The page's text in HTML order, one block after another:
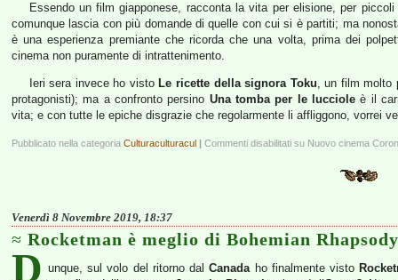
Essendo un film giapponese, racconta la vita per elisione, per
comunque lascia con più domande di quelle con cui si è partiti; ma
è una esperienza premiante che ricorda che una volta, prima dei
cinema non puramente di intrattenimento.
Ieri sera invece ho visto Le ricette della signora Toku, un film molto
protagonisti); ma a confronto persino Una tomba per le lucciole è il
vita; e con tutte le epiche disgrazie che regolarmente li affliggono, vorrei
Pubblicato nella categoria Culturaculturacul | Commenti disabilitati su Nuovo cinema
Venerdì 8 Novembre 2019, 18:37
Rocketman è meglio di Bohemian Rhapsody
D unque, sul volo del ritorno dalCanadaho finalmente visto